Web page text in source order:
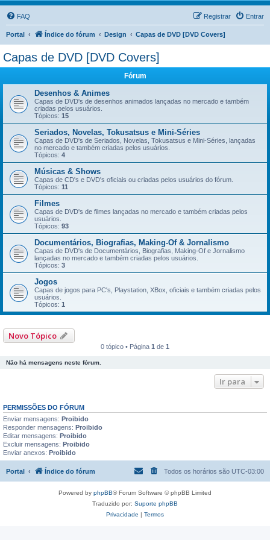
FAQ Entrar
Registrar
Portal Índice do fórum Design Capas de DVD [DVD Covers]
Capas de DVD [DVD Covers]
Fórum
Desenhos & Animes
Capas de DVD's de desenhos animados lançadas no mercado e também
criadas pelos usuários.
Tópicos: 15
Seriados, Novelas, Tokusatsus e Mini-Séries
Capas de DVD's de Seriados, Novelas, Tokusatsus e Mini-Séries, lançadas
no mercado e também criadas pelos usuários.
Tópicos: 4
Músicas & Shows
Capas de CD's e DVD's oficiais ou criadas pelos usuários do fórum.
Tópicos: 11
Filmes
Capas de DVD's de filmes lançadas no mercado e também criadas pelos
usuários.
Tópicos: 93
Documentários, Biografias, Making-Of & Jornalismo
Capas de DVD's de Documentários, Biografias, Making-Of e Jornalismo
lançadas no mercado e também criadas pelos usuários.
Tópicos: 3
Jogos
Capas de jogos para PC's, Playstation, XBox, oficiais e também criadas pelos
usuários.
Tópicos: 1
Novo Tópico
0 tópico • Página 1 de 1
Não há mensagens neste fórum.
Ir para
PERMISSÕES DO FÓRUM
Enviar mensagens: Proibido
Responder mensagens: Proibido
Editar mensagens: Proibido
Excluir mensagens: Proibido
Enviar anexos: Proibido
Portal Índice do fórum Todos os horários são UTC-03:00
Powered by phpBB® Forum Software © phpBB Limited
Traduzido por: Suporte phpBB
Privacidade | Termos